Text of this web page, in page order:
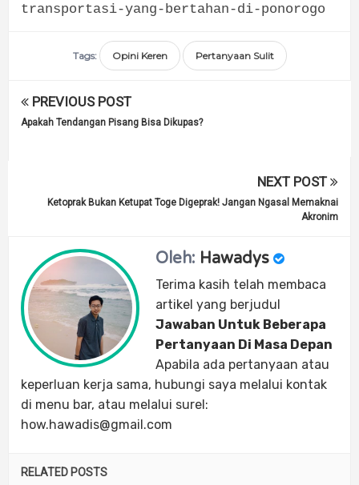
transportasi-yang-bertahan-di-ponorogo
Tags: Opini Keren Pertanyaan Sulit
PREVIOUS POST
Apakah Tendangan Pisang Bisa Dikupas?
NEXT POST
Ketoprak Bukan Ketupat Toge Digeprak! Jangan Ngasal Memaknai
Akronim
Oleh: Hawadys
Terima kasih telah membaca
artikel yang berjudul
Jawaban Untuk Beberapa
Pertanyaan Di Masa Depan
Apabila ada pertanyaan atau
keperluan kerja sama, hubungi saya melalui kontak
di menu bar, atau melalui surel:
how.hawadis@gmail.com
RELATED POSTS